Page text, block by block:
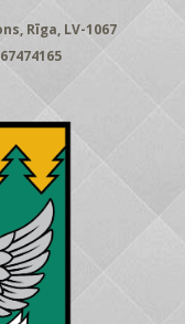
Rīga, LV-1067